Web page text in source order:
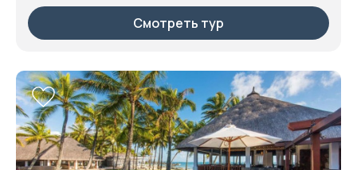
Смотреть тур